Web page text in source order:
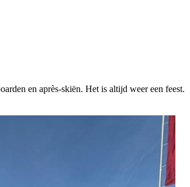
en après-skiën. Het is altijd weer een feest.